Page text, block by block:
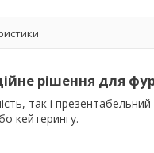
рішення для
так і презентабельний
кейтерингу.